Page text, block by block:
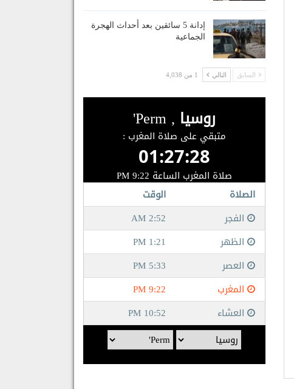
إدانة 5 سائقين بعد أحداث الهجرة
الجماعية
السابق التالي 1 من 4,038